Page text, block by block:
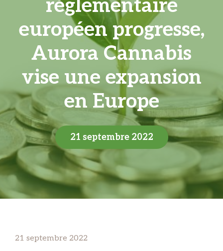
réglementaire
européen progresse,
Aurora Cannabis
vise une expansion
en Europe
21 septembre 2022
21 septembre 2022